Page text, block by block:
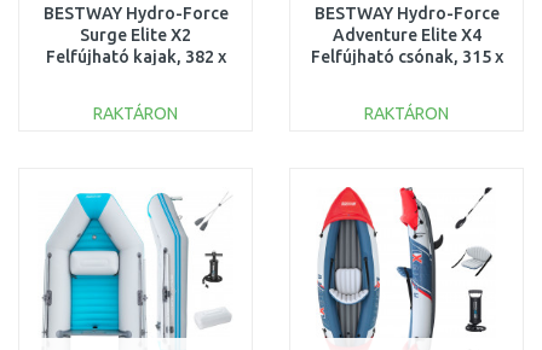
BESTWAY Hydro-Force
Surge Elite X2
Felfújható kajak, 382 x
RAKTÁRON
BESTWAY Hydro-Force
Adventure Elite X4
Felfújható csónak, 315 x
RAKTÁRON
Összehasonlítás